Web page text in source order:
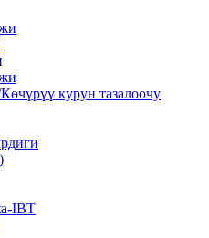
курун тазалоочу
IBT